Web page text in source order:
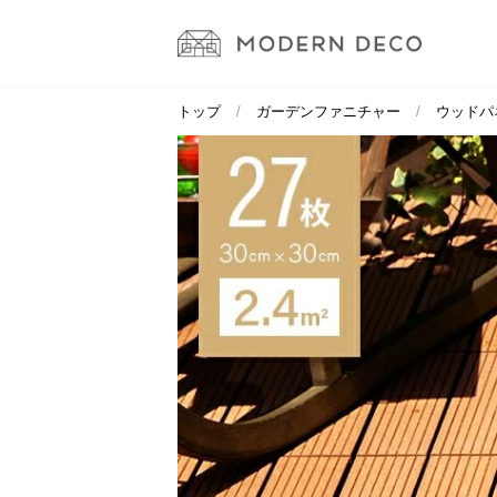
トップ ガーデンファニチャー ウッドパ